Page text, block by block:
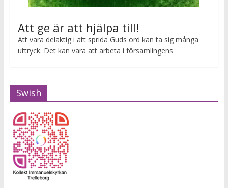
Att ge är att hjälpa till!
Att vara delaktig i att sprida Guds ord kan ta sig många
uttryck. Det kan vara att arbeta i församlingens
Swish